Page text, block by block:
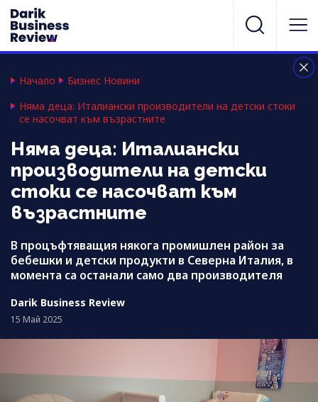
Начало
Бизнес Новини
Няма деца: Италиански производители на детски стоки
се насочват към възрастните
Няма деца: Италиански
производители на детски
стоки се насочват към
възрастните
В процъфтяващия някога промишлен район за
бебешки и детски продукти в Северна Италия, в
момента са останали само два производителя
Darik Business Review
15 Май 2025